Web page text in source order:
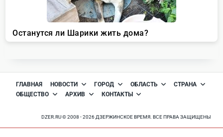
ГЛАВНАЯ НОВОСТИ ГОРОД ОБЛАСТЬ
СТРАНА
ОБЩЕСТВО
АРХИВ КОНТАКТЫ
DZER.RU © 2008 - 2026 ДЗЕРЖИНСКОЕ ВРЕМЯ. ВСЕ ПРАВА ЗАЩИЩЕНЫ